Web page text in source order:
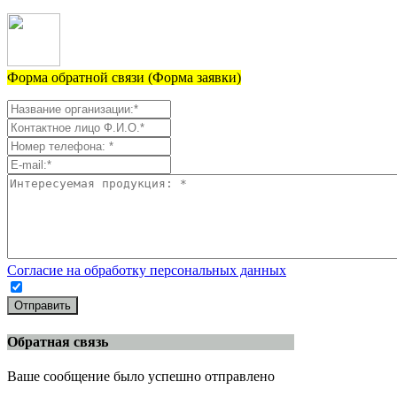
Форма обратной связи (Форма заявки)
Согласие на обработку персональных данных
Отправить
Обратная связь
Ваше сообщение было успешно отправлено